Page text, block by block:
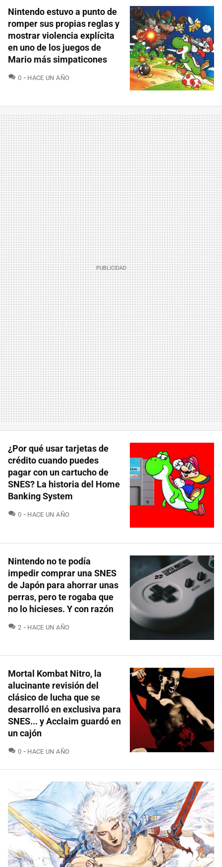
Nintendo estuvo a punto de
romper sus propias reglas y
mostrar violencia explícita
en uno de los juegos de
Mario más simpaticones
0 COMENTARIOS
HACE UN AÑO
¿Por qué usar tarjetas de
crédito cuando puedes
pagar con un cartucho de
SNES? La historia del Home
Banking System
0 COMENTARIOS
HACE UN AÑO
Nintendo no te podía
impedir comprar una SNES
de Japón para ahorrar unas
perras, pero te rogaba que
no lo hicieses. Y con razón
2 COMENTARIOS
HACE UN AÑO
Mortal Kombat Nitro, la
alucinante revisión del
clásico de lucha que se
desarrolló en exclusiva para
SNES... y Acclaim guardó en
un cajón
0 COMENTARIOS
HACE UN AÑO